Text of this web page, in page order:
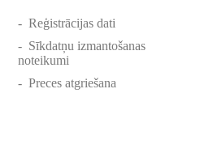
- Reģistrācijas dati
- Sīkdatņu izmantošanas
noteikumi
- Preces atgriešana